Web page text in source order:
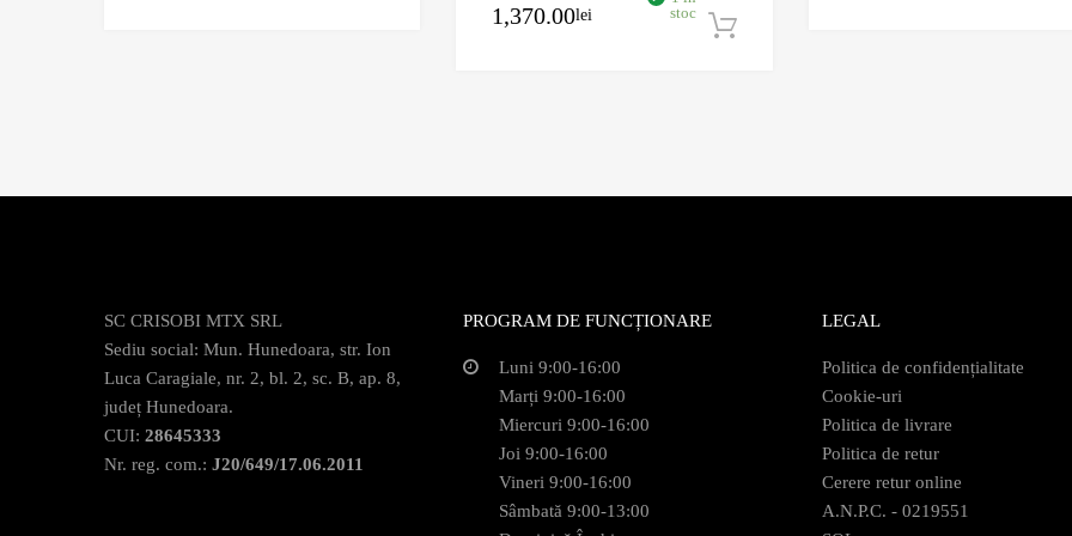
1,370.00lei
stoc
SC CRISOBI MTX SRL
Sediu social: Mun. Hunedoara, str. Ion
Luca Caragiale, nr. 2, bl. 2, sc. B, ap. 8,
județ Hunedoara.
CUI: 28645333
Nr. reg. com.: J20/649/17.06.2011
PROGRAM DE FUNCȚIONARE
Luni 9:00-16:00
Marți 9:00-16:00
Miercuri 9:00-16:00
Joi 9:00-16:00
Vineri 9:00-16:00
Sâmbată 9:00-13:00
LEGAL
Politica de confidențialitate
Cookie-uri
Politica de livrare
Politica de retur
Cerere retur online
A.N.P.C. - 0219551